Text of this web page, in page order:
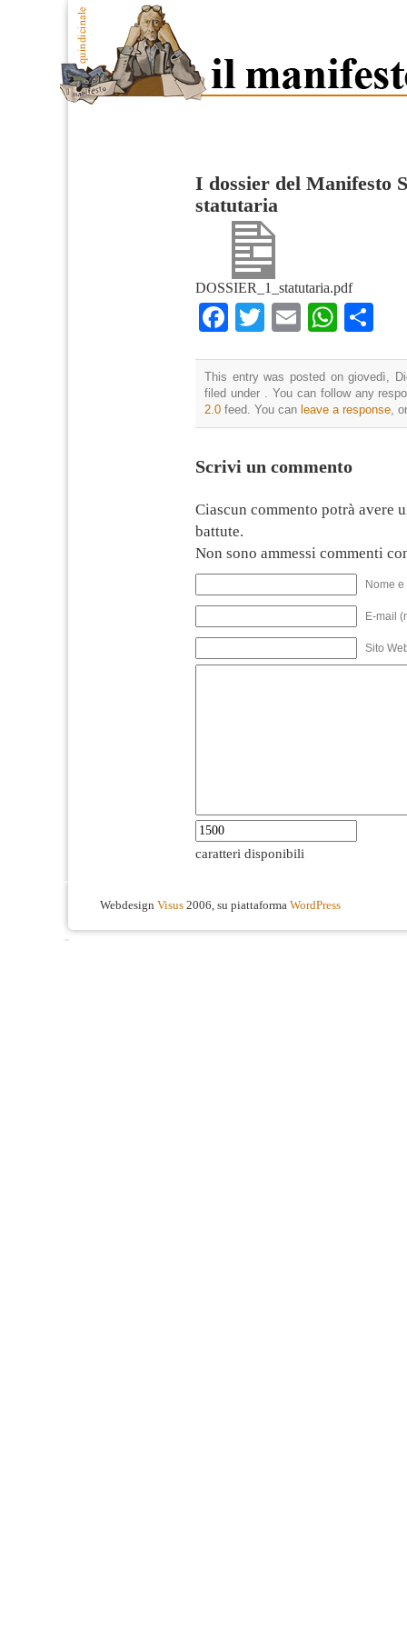
I dossier del Manifesto
statutaria
DOSSIER_1_statutaria.pdf
Facebook
TwitterEmail
This entry was posted on giovedì,
filed under . You can follow any
2.0 feed. You can leave a response,
Scrivi un commento
Ciascun commento potrà avere
battute.
Non sono ammessi commenti
Nome
E-mail
Sito
caratteri disponibili
Webdesign Visus 2006, su piattaforma WordPress